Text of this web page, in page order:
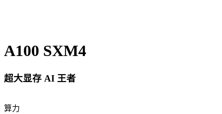
A100 SXM4
超大显存 AI 王者
算力